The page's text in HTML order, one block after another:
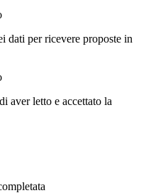
dati per ricevere proposte in
aver letto e accettato la